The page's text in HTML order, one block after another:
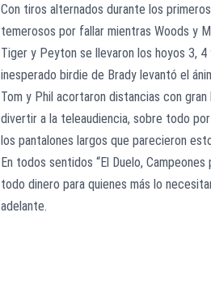
Con tiros alternados durante los
temerosos por fallar mientras Woods y
Tiger y Peyton se llevaron los hoyos 3,
inesperado birdie de Brady levantó el
Tom y Phil acortaron distancias con
divertir a la teleaudiencia, sobre todo
los pantalones largos que parecieron
En todos sentidos “El Duelo,
todo dinero para quienes más lo
adelante.